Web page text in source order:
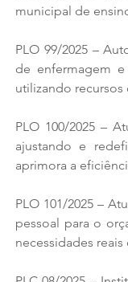
municipal de
PLO 99/2025 –
de enfermagem
utilizando
PLO 100/2025 –
ajustando e
aprimora a
PLO 101/2025 –
pessoal para o
necessidades